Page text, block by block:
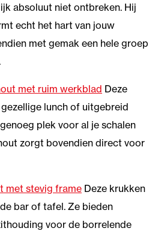
absoluut niet ontbreken. Hij
echt het hart van jouw
met gemak een hele groep
met ruim werkblad Deze
lunch of uitgebreid
plek voor al je schalen
zorgt bovendien direct voor
met stevig frame Deze krukken
bar of tafel. Ze bieden
voor de borrelende